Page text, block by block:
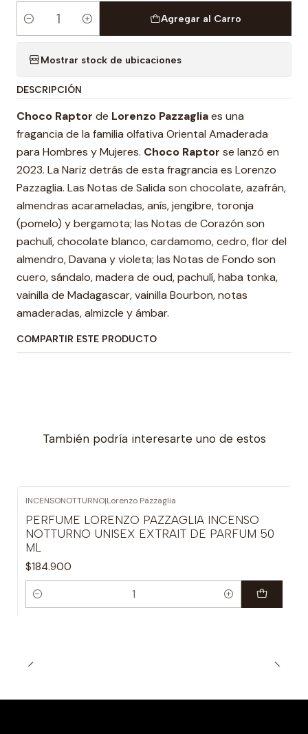
Cantidad
Agregar al Carro
Mostrar stock de ubicaciones
DESCRIPCIÓN
Choco Raptor de Lorenzo Pazzagliaes una
fragancia de la familia olfativa Oriental Amaderada
para Hombres y Mujeres. Choco Raptor se lanzó en
2023. La Nariz detrás de esta fragrancia es Lorenzo
Pazzaglia. Las Notas de Salida son chocolate, azafrán,
almendras acarameladas, anís, jengibre, toronja
(pomelo) y bergamota; las Notas de Corazón son
pachulí, chocolate blanco, cardamomo, cedro, flor del
almendro, Davana y violeta; las Notas de Fondo son
cuero, sándalo, madera de oud, pachulí, haba tonka,
vainilla de Madagascar, vainilla Bourbon, notas
amaderadas, almizcle y ámbar.
COMPARTIR ESTE PRODUCTO
También podría interesarte uno de estos
INCENSONOTTURNO|Lorenzo Pazzaglia
PERFUME LORENZO PAZZAGLIA INCENSO
NOTTURNO UNISEX EXTRAIT DE PARFUM 50
ML
$184.900
Cantidad